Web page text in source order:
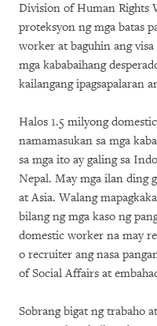
Division of Human Rights
proteksyon ng mga batas
worker at baguhin ang
mga kababaihang
kailangang ipagsapalaran
Halos 1.5 milyong
namamasukan sa mga
sa mga ito ay galing sa
Nepal. May mga ilan ding
at Asia. Walang
bilang ng mga kaso ng
domestic worker na may
o recruiter ang nasa
of Social Affairs at
Sobrang bigat ng trabaho